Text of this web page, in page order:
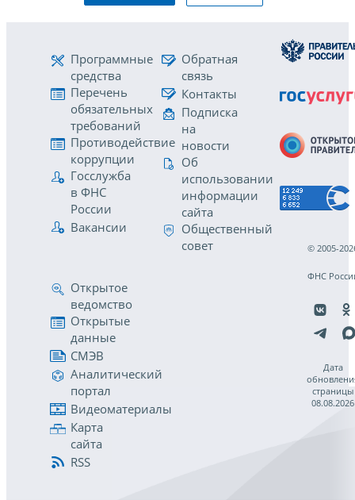
Программные
средства
Перечень
обязательных
требований
Противодействие
коррупции
Госслужба
в ФНС
России
Вакансии
Обратная
связь
Контакты
Подписка
на
новости
Об
использовании
информации
сайта
Общественный
совет
Открытое
ведомство
Открытые
данные
СМЭВ
Аналитический
портал
Видеоматериалы
Карта
сайта
RSS
© 2005-
ФНС
Дата
страницы
08.08.2026